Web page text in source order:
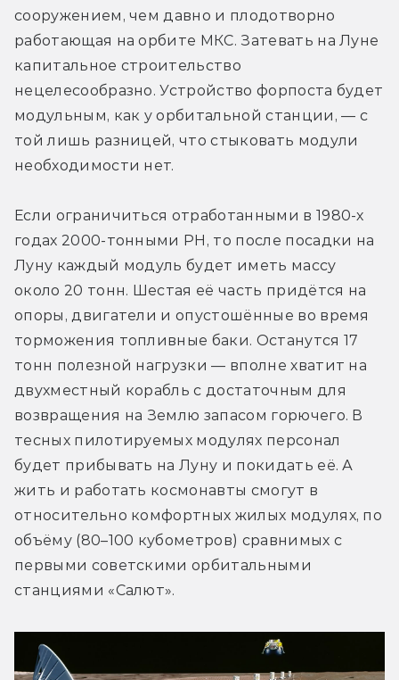
сооружением, чем давно и плодотворно
работающая на орбите МКС. Затевать на Луне
капитальное строительство
нецелесообразно. Устройство форпоста будет
модульным, как у орбитальной станции, — с
той лишь разницей, что стыковать модули
необходимости нет.
Если ограничиться отработанными в 1980-х
годах 2000-тонными РН, то после посадки на
Луну каждый модуль будет иметь массу
около 20 тонн. Шестая её часть придётся на
опоры, двигатели и опустошённые во время
торможения топливные баки. Останутся 17
тонн полезной нагрузки — вполне хватит на
двухместный корабль с достаточным для
возвращения на Землю запасом горючего. В
тесных пилотируемых модулях персонал
будет прибывать на Луну и покидать её. А
жить и работать космонавты смогут в
относительно комфортных жилых модулях, по
объёму (80–100 кубометров) сравнимых с
первыми советскими орбитальными
станциями «Салют».